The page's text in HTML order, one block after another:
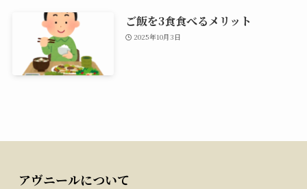
ご飯を3食食べるメリット
2025年10月3日
アヴニールについて